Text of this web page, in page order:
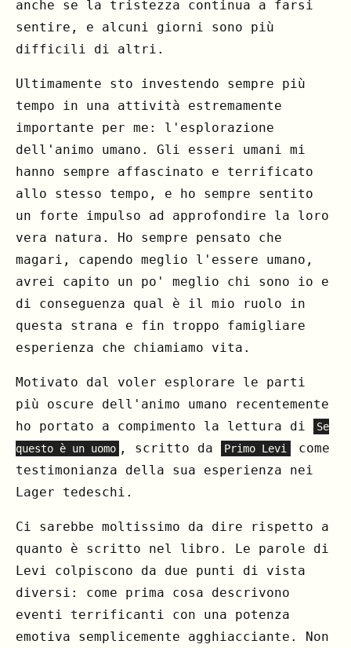
anche se la tristezza continua a farsi
sentire, e alcuni giorni sono più
difficili di altri.
Ultimamente sto investendo sempre più
tempo in una attività estremamente
importante per me: l'esplorazione
dell'animo umano. Gli esseri umani mi
hanno sempre affascinato e terrificato
allo stesso tempo, e ho sempre sentito
un forte impulso ad approfondire la loro
vera natura. Ho sempre pensato che
magari, capendo meglio l'essere umano,
avrei capito un po' meglio chi sono io e
di conseguenza qual è il mio ruolo in
questa strana e fin troppo famigliare
esperienza che chiamiamo vita.
Motivato dal voler esplorare le parti
più oscure dell'animo umano recentemente
ho portato a compimento la lettura di
Se
questo è un uomo , scritto da Primo Levi
come
testimonianza della sua esperienza nei
Lager tedeschi.
Ci sarebbe moltissimo da dire rispetto a
quanto è scritto nel libro. Le parole di
Levi colpiscono da due punti di vista
diversi: come prima cosa descrivono
eventi terrificanti con una potenza
emotiva semplicemente agghiacciante. Non